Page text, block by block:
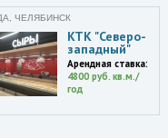
ЧЕЛЯБИНСК
КТК "Северо-
западный"
Арендная ставка:
4800 руб. кв.м./
год